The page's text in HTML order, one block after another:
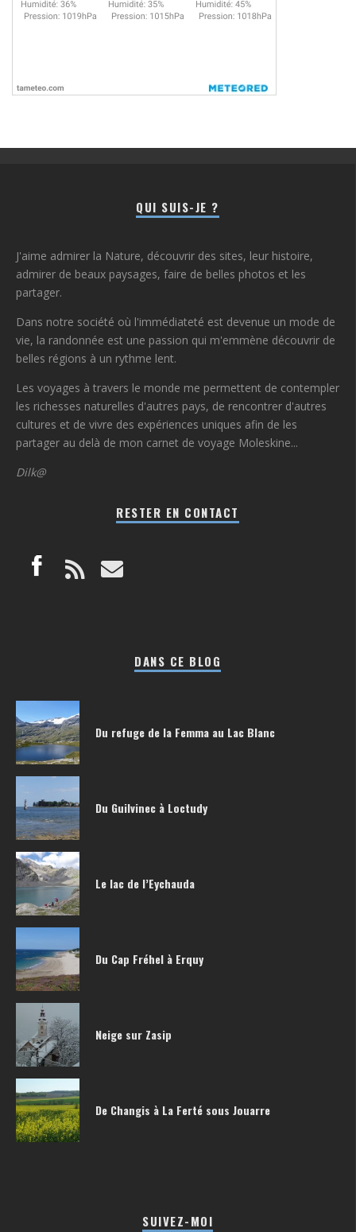
QUI SUIS-JE ?
J'aime admirer la Nature, découvrir des sites, leur histoire,
admirer de beaux paysages, faire de belles photos et les
partager.
Dans notre société où l'immédiateté est devenue un mode de
vie, la randonnée est une passion qui m'emmène découvrir de
belles régions à un rythme lent.
Les voyages à travers le monde me permettent de contempler
les richesses naturelles d'autres pays, de rencontrer d'autres
cultures et de vivre des expériences uniques afin de les
partager au delà de mon carnet de voyage Moleskine...
Dilk@
RESTER EN CONTACT
DANS CE BLOG
Du refuge de la Femma au Lac Blanc
Du Guilvinec à Loctudy
Le lac de l’Eychauda
Du Cap Fréhel à Erquy
Neige sur Zasip
De Changis à La Ferté sous Jouarre
SUIVEZ-MOI